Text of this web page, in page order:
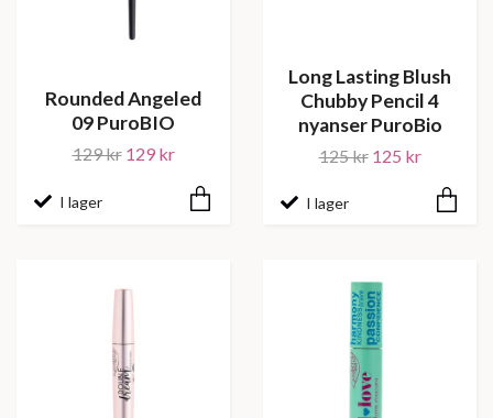
Rounded Angeled
09 PuroBIO
129 kr 129 kr
I lager
Long Lasting Blush
Chubby Pencil 4
nyanser PuroBio
125 kr 125 kr
I lager